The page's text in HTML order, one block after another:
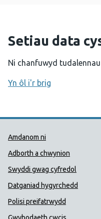
Setiau data
Ni chanfuwyd
Yn ôl i'r brig
Dolenni
Amdanom ni
Adborth a chwynion
Swyddi gwag cyfredol
Datganiad hygyrchedd
Polisi preifatrwydd